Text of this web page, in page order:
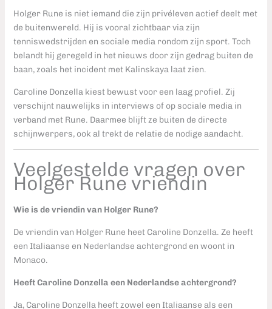
Holger Rune is niet iemand die zijn privéleven actief deelt met
de buitenwereld. Hij is vooral zichtbaar via zijn
tenniswedstrijden en sociale media rondom zijn sport. Toch
belandt hij geregeld in het nieuws door zijn gedrag buiten de
baan, zoals het incident met Kalinskaya laat zien.
Caroline Donzella kiest bewust voor een laag profiel. Zij
verschijnt nauwelijks in interviews of op sociale media in
verband met Rune. Daarmee blijft ze buiten de directe
schijnwerpers, ook al trekt de relatie de nodige aandacht.
Veelgestelde vragen over
Holger Rune vriendin
Wie is de vriendin van Holger Rune?
De vriendin van Holger Rune heet Caroline Donzella. Ze heeft
een Italiaanse en Nederlandse achtergrond en woont in
Monaco.
Heeft Caroline Donzella een Nederlandse achtergrond?
Ja, Caroline Donzella heeft zowel een Italiaanse als een